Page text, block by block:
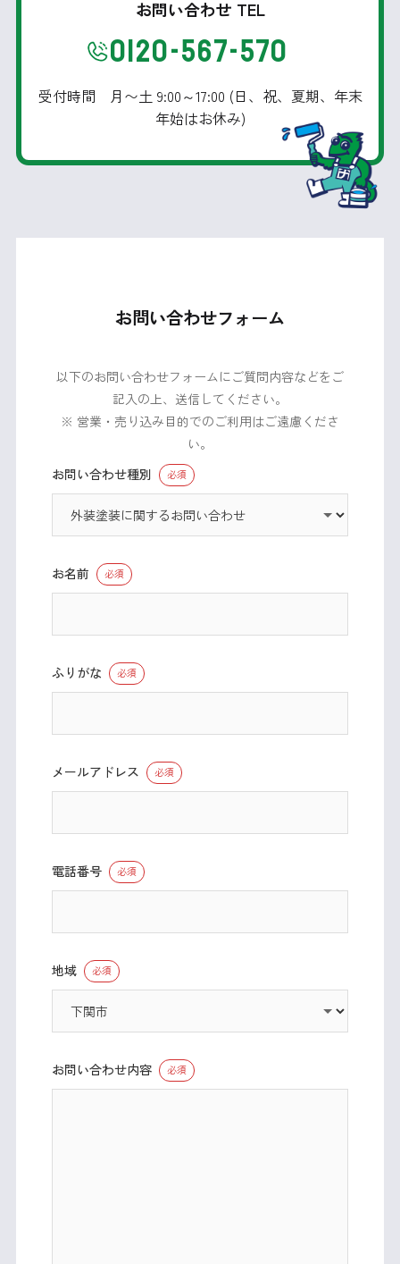
お問い合わせ TEL
0120-567-570
受付時間 月〜土 9:00～17:00 (日、祝、夏期、年末
年始はお休み)
お問い合わせフォーム
以下のお問い合わせフォームにご質問内容などをご
記入の上、送信してください。
※ 営業・売り込み目的でのご利用はご遠慮くださ
い。
お問い合わせ種別
必須
お名前 必須
ふりがな 必須
メールアドレス 必須
電話番号 必須
地域 必須
お問い合わせ内容 必須